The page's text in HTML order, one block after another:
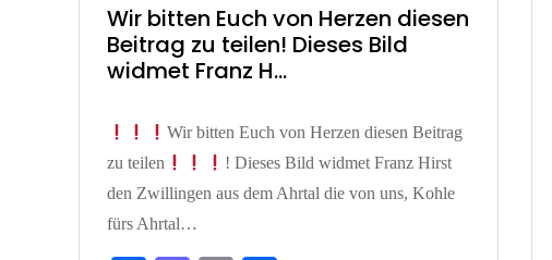
on
Wir bitten Euch von Herzen diesen
Beitrag zu teilen! Dieses Bild
widmet Franz H…
Wir bitten Euch von Herzen diesen Beitrag
zu teilen
! Dieses Bild widmet Franz Hirst
den Zwillingen aus dem Ahrtal die von uns, Kohle
fürs Ahrtal…